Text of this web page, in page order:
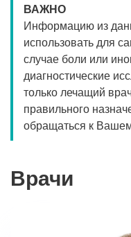
ВАЖНО
Информацию из
использовать для
случае боли или
диагностические
только лечащий
правильного
обращаться к
Врачи